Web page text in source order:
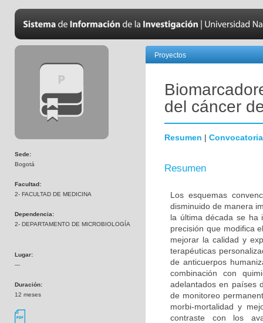
Sede:
Bogotá
Facultad:
2- FACULTAD DE MEDICINA
Dependencia:
2- DEPARTAMENTO DE MICROBIOLOGÍA
Lugar:
---
Duración:
12 meses
Proyectos
del cáncer
Resumen | Convocatoria
Resumen
Los esquemas
disminuido de manera
la última década se ha
precisión que modifica
mejorar la calidad y
terapéuticas
de anticuerpos
combinación con
adelantados en países
de monitoreo
morbi-mortalidad y
contraste con los